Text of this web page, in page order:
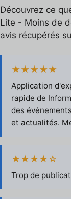
Découvrez ce
Lite - Moins de
avis récupérés
★★★★★
Application
rapide de
des
et actualités.
★★★★☆
Trop de